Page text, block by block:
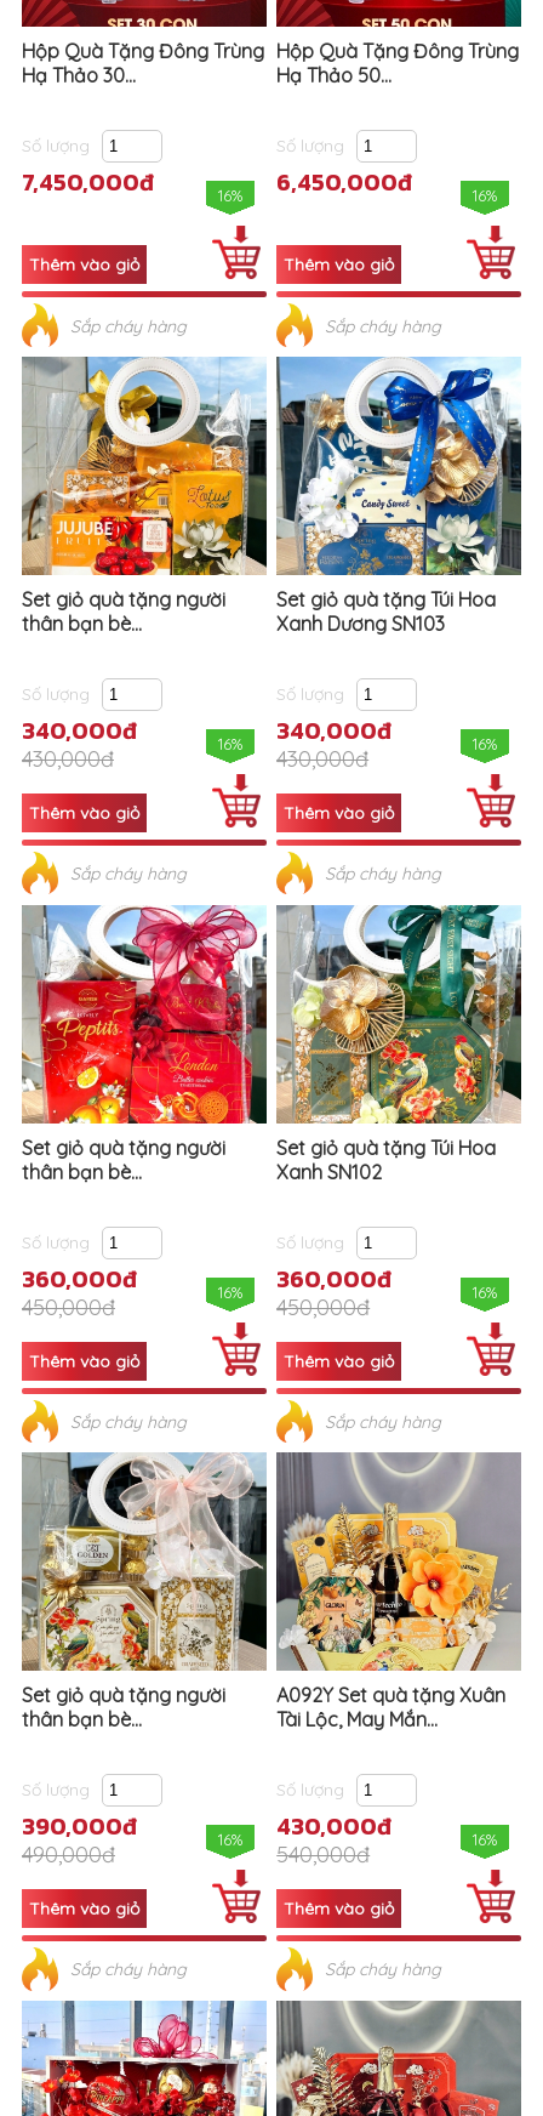
Hộp Quà Tặng Đông Trùng
Hạ Thảo 30...
Số lượng
7,450,000đ 16%
Sắp cháy hàng
Hộp Quà Tặng Đông Trùng
Hạ Thảo 50...
Số lượng
6,450,000đ 16%
Sắp cháy hàng
Set giỏ quà tặng người
thân bạn bè...
Số lượng
340,000đ
430,000đ
16%
Sắp cháy hàng
Set giỏ quà tặng Túi Hoa
Xanh Dương SN103
Số lượng
340,000đ
430,000đ
16%
Sắp cháy hàng
Set giỏ quà tặng người
thân bạn bè...
Số lượng
360,000đ
450,000đ
16%
Sắp cháy hàng
Set giỏ quà tặng Túi Hoa
Xanh SN102
Số lượng
360,000đ
450,000đ
16%
Sắp cháy hàng
Set giỏ quà tặng người
thân bạn bè...
Số lượng
390,000đ
490,000đ
16%
Sắp cháy hàng
A092Y Set quà tặng Xuân
Tài Lộc, May Mắn...
Số lượng
430,000đ
540,000đ
16%
Sắp cháy hàng